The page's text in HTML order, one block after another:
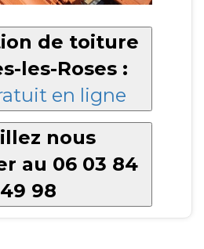
de toiture
les-Roses :
en ligne
nous
au 06 03 84
49 98